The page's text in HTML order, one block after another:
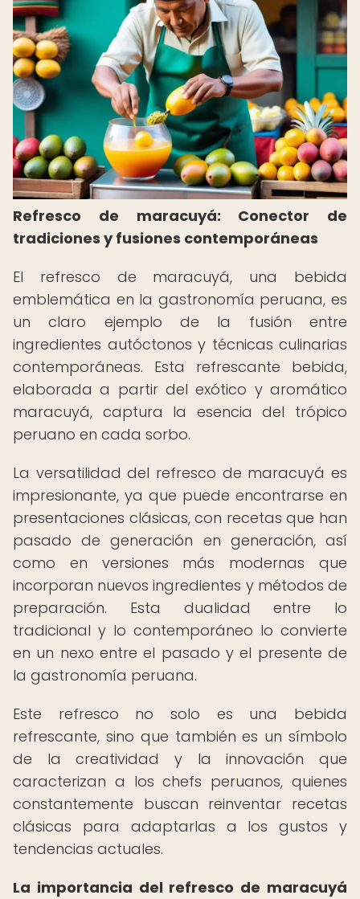
Refresco de maracuyá: Conector de
tradiciones y fusiones contemporáneas
El refresco de maracuyá, una bebida
emblemática en la gastronomía peruana, es
un claro ejemplo de la fusión entre
ingredientes autóctonos y técnicas culinarias
contemporáneas. Esta refrescante bebida,
elaborada a partir del exótico y aromático
maracuyá, captura la esencia del trópico
peruano en cada sorbo.
La versatilidad del refresco de maracuyá es
impresionante, ya que puede encontrarse en
presentaciones clásicas, con recetas que han
pasado de generación en generación, así
como en versiones más modernas que
incorporan nuevos ingredientes y métodos de
preparación. Esta dualidad entre lo
tradicional y lo contemporáneo lo convierte
en un nexo entre el pasado y el presente de
la gastronomía peruana.
Este refresco no solo es una bebida
refrescante, sino que también es un símbolo
de la creatividad y la innovación que
caracterizan a los chefs peruanos, quienes
constantemente buscan reinventar recetas
clásicas para adaptarlas a los gustos y
tendencias actuales.
La importancia del refresco de maracuyá